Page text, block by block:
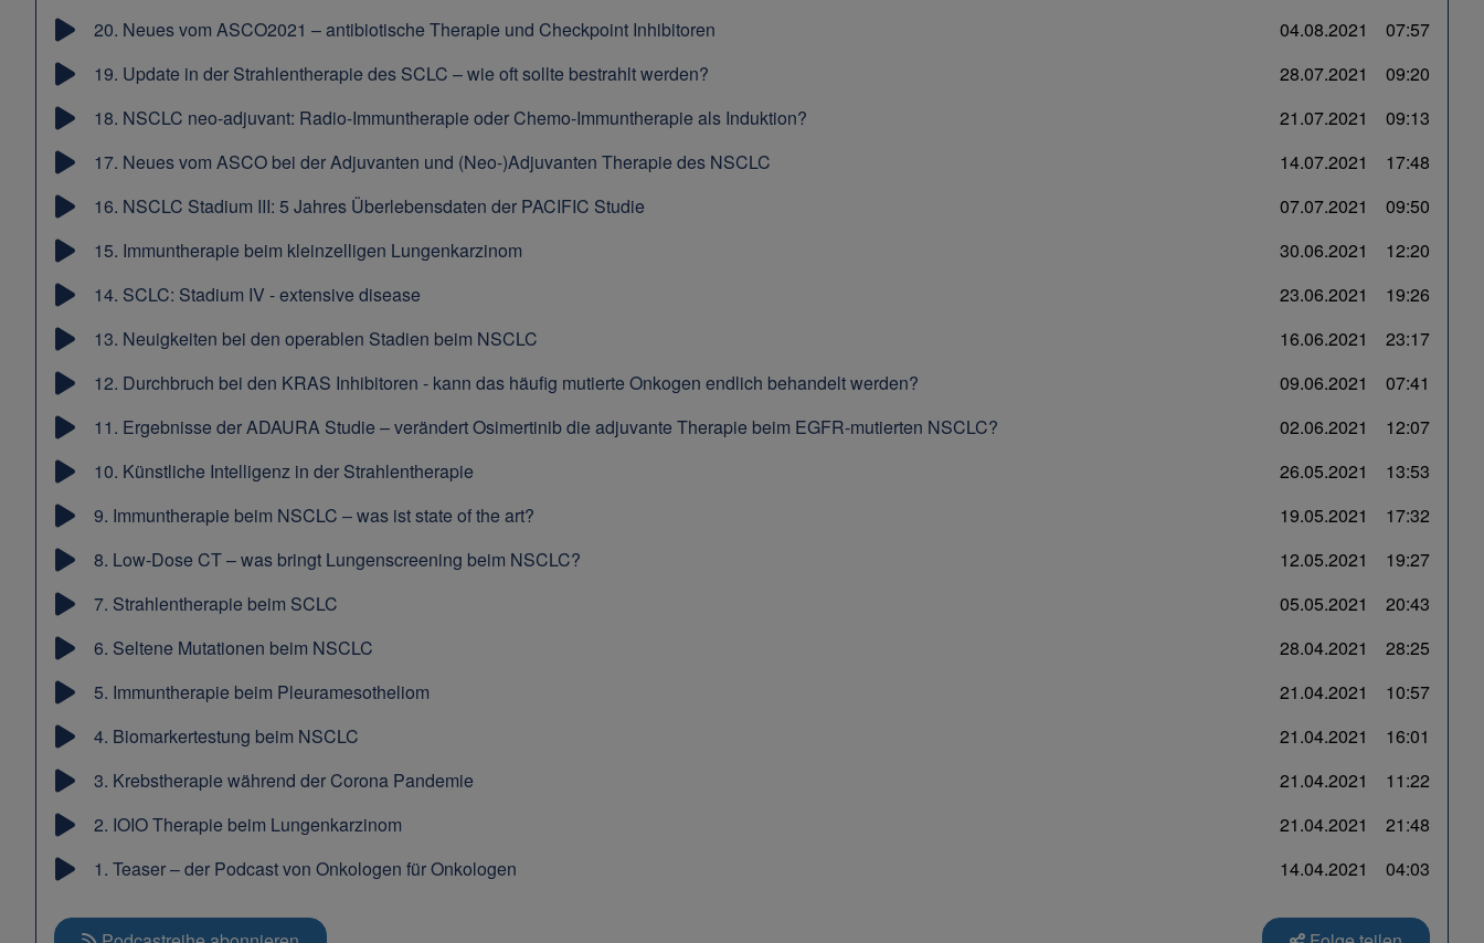
20. Neues vom ASCO2021 – antibiotische Therapie und Checkpoint Inhibitoren 04.08.2021
07:57
19. Update in der Strahlentherapie des SCLC – wie oft sollte bestrahlt werden? 28.07.2021
09:20
18. NSCLC neo-adjuvant: Radio-Immuntherapie oder Chemo-Immuntherapie als Induktion? 21.07.2021
09:13
17. Neues vom ASCO bei der Adjuvanten und (Neo-)Adjuvanten Therapie des NSCLC 14.07.2021
17:48
16. NSCLC Stadium III: 5 Jahres Überlebensdaten der PACIFIC Studie 07.07.2021
09:50
15. Immuntherapie beim kleinzelligen Lungenkarzinom 30.06.2021
12:20
14. SCLC: Stadium IV - extensive disease 23.06.2021
19:26
13. Neuigkeiten bei den operablen Stadien beim NSCLC 16.06.2021
23:17
12. Durchbruch bei den KRAS Inhibitoren - kann das häufig mutierte Onkogen endlich behandelt werden? 09.06.2021
07:41
11. Ergebnisse der ADAURA Studie – verändert Osimertinib die adjuvante Therapie beim EGFR-mutierten NSCLC? 02.06.2021
12:07
10. Künstliche Intelligenz in der Strahlentherapie 26.05.2021
13:53
9. Immuntherapie beim NSCLC – was ist state of the art? 19.05.2021
17:32
8. Low-Dose CT – was bringt Lungenscreening beim NSCLC? 12.05.2021
19:27
7. Strahlentherapie beim SCLC 05.05.2021
20:43
6. Seltene Mutationen beim NSCLC 28.04.2021
28:25
5. Immuntherapie beim Pleuramesotheliom 21.04.2021
10:57
4. Biomarkertestung beim NSCLC 21.04.2021
16:01
3. Krebstherapie während der Corona Pandemie 21.04.2021
11:22
2. IOIO Therapie beim Lungenkarzinom 21.04.2021
21:48
1. Teaser – der Podcast von Onkologen für Onkologen 14.04.2021 04:03